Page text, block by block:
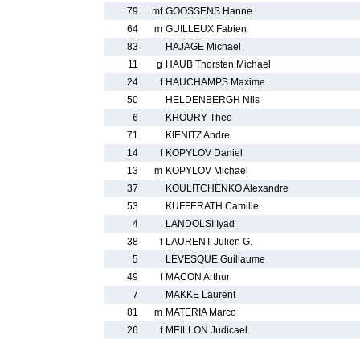
79
mf GOOSSENS Hanne
64
m GUILLEUX Fabien
83
HAJAGE Michael
11
g HAUB Thorsten Michael
24
f HAUCHAMPS Maxime
50
HELDENBERGH Nils
6
KHOURY Theo
71
KIENITZ Andre
14
f KOPYLOV Daniel
13
m KOPYLOV Michael
37
KOULITCHENKO Alexandre
53
KUFFERATH Camille
4
LANDOLSI Iyad
38
f LAURENT Julien G.
5
LEVESQUE Guillaume
49
f MACON Arthur
7
MAKKE Laurent
81
m MATERIA Marco
26
f MEILLON Judicael